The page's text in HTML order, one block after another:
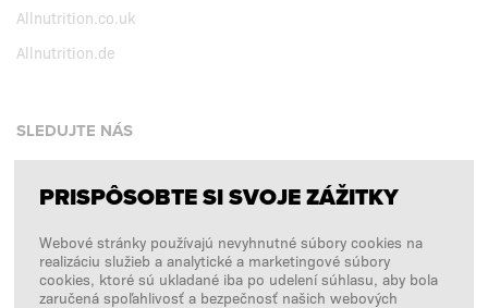
Allnutrition.co.uk
Allnutrition.de
SLEDUJTE NÁS
Facebook
Instagram
Copyright © 2026 SFD S. A.
PRISPÔSOBTE SI SVOJE ZÁŽITKY
Webové stránky používajú nevyhnutné súbory cookies na
realizáciu služieb a analytické a marketingové súbory
cookies, ktoré sú ukladané iba po udelení súhlasu, aby bola
zaručená spoľahlivosť a bezpečnosť našich webových